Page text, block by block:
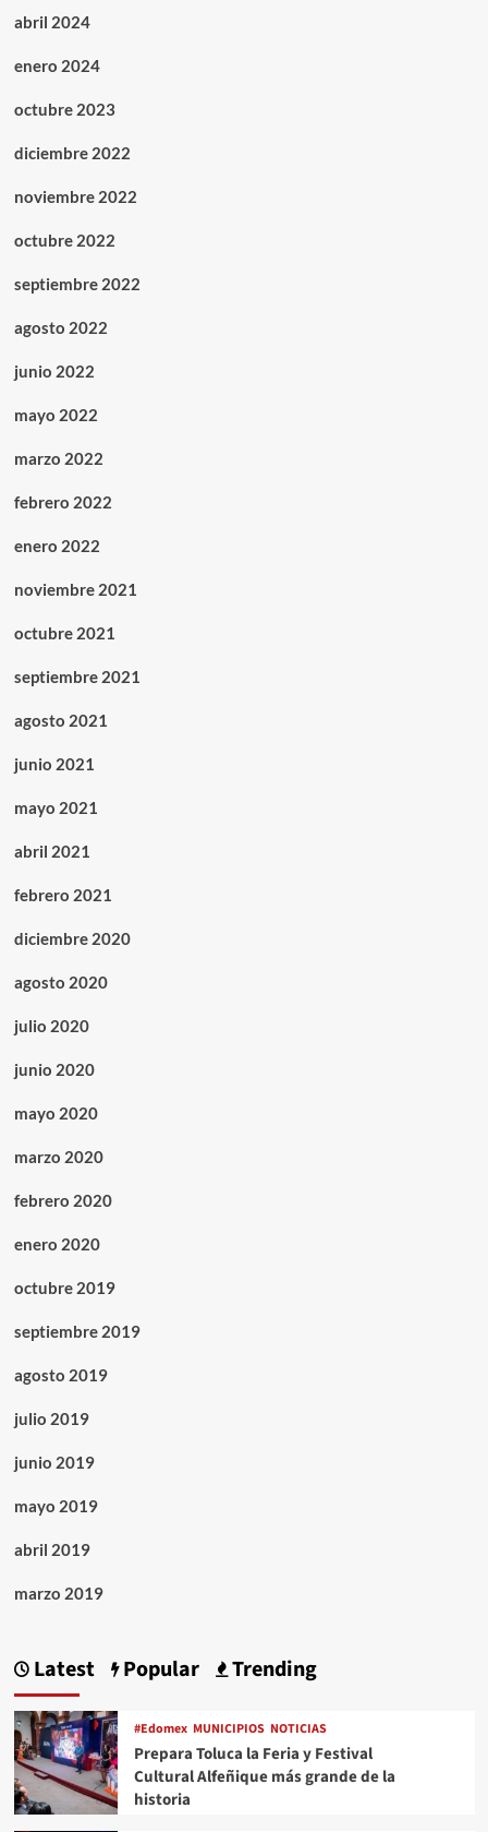
abril 2024
enero 2024
octubre 2023
diciembre 2022
noviembre 2022
octubre 2022
septiembre 2022
agosto 2022
junio 2022
mayo 2022
marzo 2022
febrero 2022
enero 2022
noviembre 2021
octubre 2021
septiembre 2021
agosto 2021
junio 2021
mayo 2021
abril 2021
febrero 2021
diciembre 2020
agosto 2020
julio 2020
junio 2020
mayo 2020
marzo 2020
febrero 2020
enero 2020
octubre 2019
septiembre 2019
agosto 2019
julio 2019
junio 2019
mayo 2019
abril 2019
marzo 2019
Latest Popular Trending
#Edomex MUNICIPIOS NOTICIAS
Prepara Toluca la Feria y Festival
Cultural Alfeñique más grande de la
historia